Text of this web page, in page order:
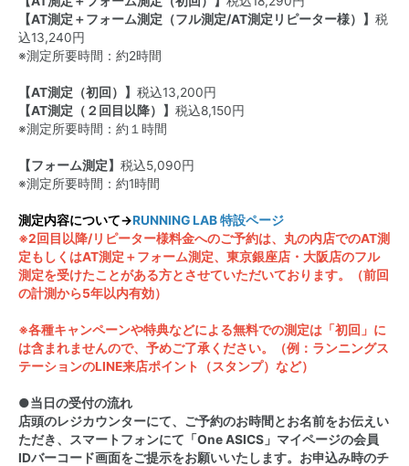
【AT測定＋フォーム測定（フル測定/AT測定リピーター様）】 税
込13,240円
※測定所要時間：約2時間
【AT測定（初回）】 税込13,200円
【AT測定（２回目以降）】 税込8,150円
※測定所要時間：約１時間
【フォーム測定】 税込5,090円
※測定所要時間：約1時間
測定内容について→RUNNING LAB 特設ページ
※2回目以降/リピーター様料金へのご予約は、丸の内店でのAT測
定もしくはAT測定＋フォーム測定、東京銀座店・大阪店のフル
測定を受けたことがある方とさせていただいております。（前回
の計測から5年以内有効）
※各種キャンペーンや特典などによる無料での測定は「初回」に
は含まれませんので、予めご了承ください。（例：ランニングス
テーションのLINE来店ポイント（スタンプ）など）
●当日の受付の流れ
店頭のレジカウンターにて、ご予約のお時間とお名前をお伝えい
ただき、スマートフォンにて「One ASICS」マイページの会員
IDバーコード画面をご提示をお願いいたします。お申込み時のチ